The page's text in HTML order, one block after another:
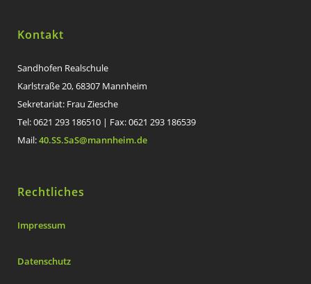
Kontakt
Sandhofen Realschule
Karlstraße 20, 68307 Mannheim
Sekretariat: Frau Ziesche
Tel: 0621 293 186510 | Fax: 0621 293 186539
Mail:40.SS.SaS@mannheim.de
Rechtliches
Impressum
Datenschutz